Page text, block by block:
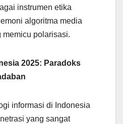
instrumen etika
algoritma media
polarisasi.
2025: Paradoks
informasi di Indonesia
yang sangat